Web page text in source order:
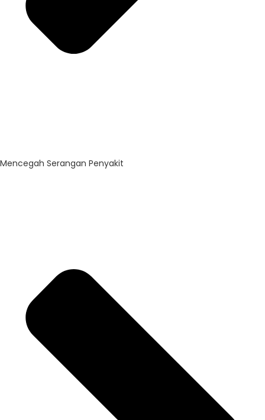
Mencegah Serangan Penyakit